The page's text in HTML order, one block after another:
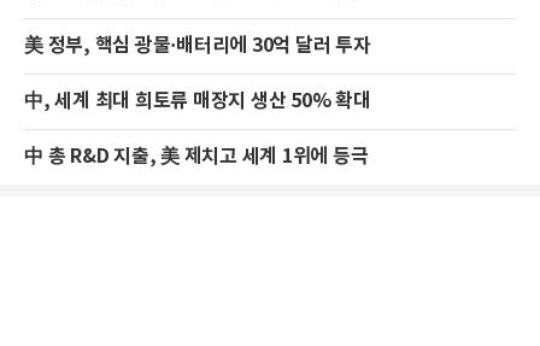
美 정부, 핵심 광물·배터리에 30억 달러 투자
中, 세계 최대 희토류 매장지 생산 50% 확대
中 총 R&D 지출, 美 제치고 세계 1위에 등극